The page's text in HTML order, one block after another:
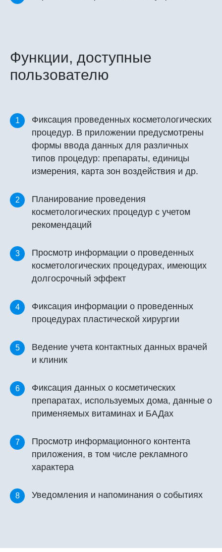
Функции, доступные
пользователю
1
Фиксация проведенных косметологических
процедур. В приложении предусмотрены
формы ввода данных для различных
типов процедур: препараты, единицы
измерения, карта зон воздействия и др.
2
Планирование проведения
косметологических процедур с учетом
рекомендаций
3
Просмотр информации о проведенных
косметологических процедурах, имеющих
долгосрочный эффект
4
Фиксация информации о проведенных
процедурах пластической хирургии
5
Ведение учета контактных данных врачей
и клиник
6
Фиксация данных о косметических
препаратах, используемых дома, данные о
применяемых витаминах и БАДах
7
Просмотр информационного контента
приложения, в том числе рекламного
характера
8 Уведомления и напоминания о событиях